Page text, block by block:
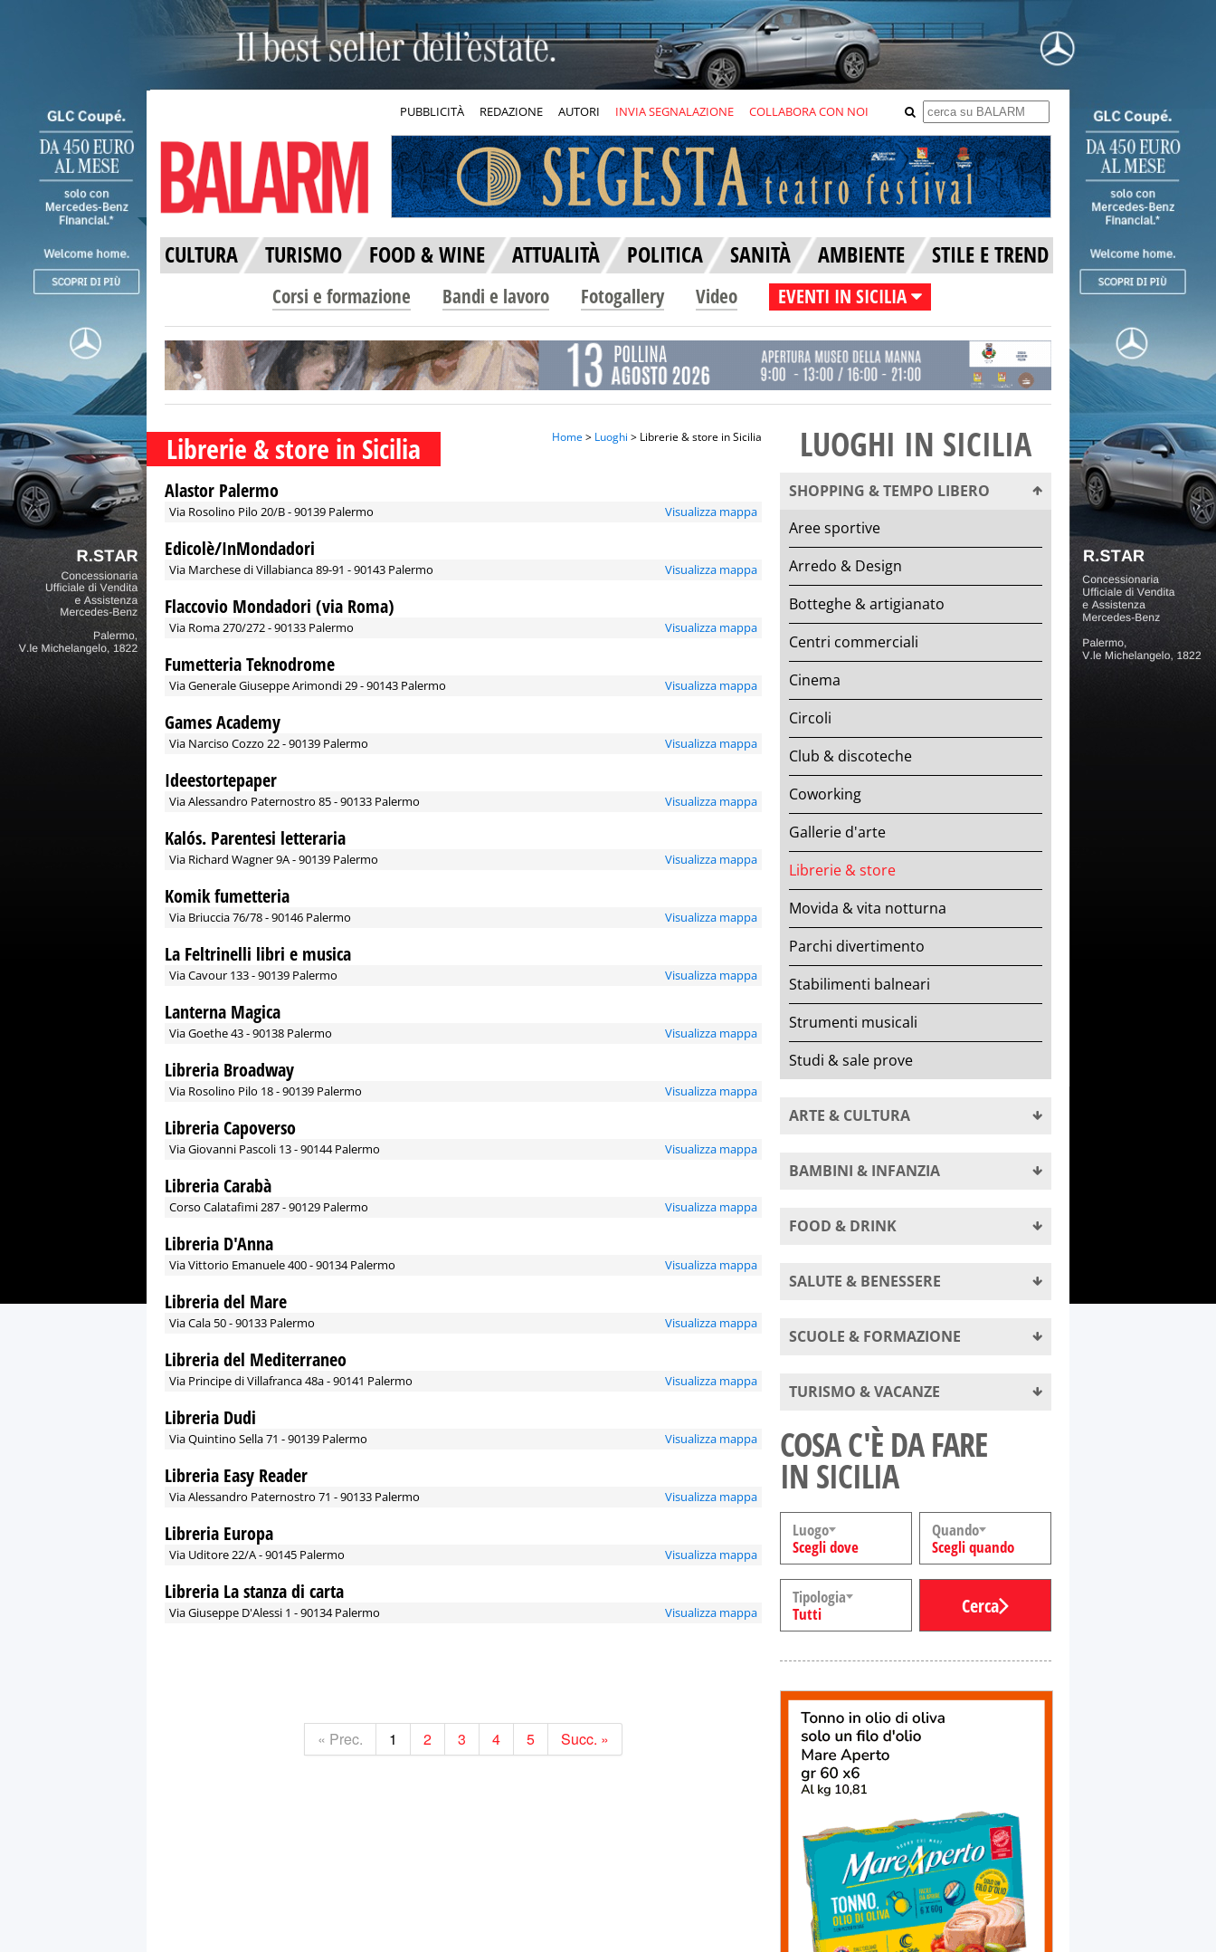
PUBBLICITÀ REDAZIONE AUTORI INVIA SEGNALAZIONE COLLABORA CON NOI
CULTURA TURISMO FOOD & WINE ATTUALITÀ POLITICA SANITÀ AMBIENTE STILE E TREND
Corsi e formazione Bandi e lavoro Fotogallery Video EVENTI IN SICILIA
Librerie & store in Sicilia Home> Luoghi > Librerie & store in Sicilia
PALERMO E PROVINCIA
Alastor Palermo
Via Rosolino Pilo 20/B - 90139 Palermo Visualizza mappa
Edicolè/InMondadori
Via Marchese di Villabianca 89-91 - 90143 Palermo Visualizza mappa
Flaccovio Mondadori (via Roma)
Via Roma 270/272 - 90133 Palermo Visualizza mappa
Fumetteria Teknodrome
Via Generale Giuseppe Arimondi 29 - 90143 Palermo Visualizza mappa
Games Academy
Via Narciso Cozzo 22 - 90139 Palermo Visualizza mappa
Ideestortepaper
Via Alessandro Paternostro 85 - 90133 Palermo Visualizza mappa
Kalós. Parentesi letteraria
Via Richard Wagner 9A - 90139 Palermo Visualizza mappa
Komik fumetteria
Via Briuccia 76/78 - 90146 Palermo Visualizza mappa
La Feltrinelli libri e musica
Via Cavour 133 - 90139 Palermo Visualizza mappa
Lanterna Magica
Via Goethe 43 - 90138 Palermo Visualizza mappa
Libreria Broadway
Via Rosolino Pilo 18 - 90139 Palermo Visualizza mappa
Libreria Capoverso
Via Giovanni Pascoli 13 - 90144 Palermo Visualizza mappa
Libreria Carabà
Corso Calatafimi 287 - 90129 Palermo Visualizza mappa
Libreria D'Anna
Via Vittorio Emanuele 400 - 90134 Palermo Visualizza mappa
Libreria del Mare
Via Cala 50 - 90133 Palermo Visualizza mappa
Libreria del Mediterraneo
Via Principe di Villafranca 48a - 90141 Palermo Visualizza mappa
Libreria Dudi
Via Quintino Sella 71 - 90139 Palermo Visualizza mappa
Libreria Easy Reader
Via Alessandro Paternostro 71 - 90133 Palermo Visualizza mappa
Libreria Europa
Via Uditore 22/A - 90145 Palermo Visualizza mappa
Libreria La stanza di carta
Via Giuseppe D'Alessi 1 - 90134 Palermo Visualizza mappa
« Prec. 1 2 3 4 5 Succ. »
LUOGHI IN SICILIA
SHOPPING & TEMPO LIBERO
Aree sportive
Arredo & Design
Botteghe & artigianato
Centri commerciali
Cinema
Circoli
Club & discoteche
Coworking
Gallerie d'arte
Librerie & store
Movida & vita notturna
Parchi divertimento
Stabilimenti balneari
Strumenti musicali
Studi & sale prove
ARTE & CULTURA
BAMBINI & INFANZIA
FOOD & DRINK
SALUTE & BENESSERE
SCUOLE & FORMAZIONE
TURISMO & VACANZE
COSA C'È DA FARE
IN SICILIA
Luogo
Scegli dove
Quando
Scegli quando
Tipologia
Tutti
Cerca